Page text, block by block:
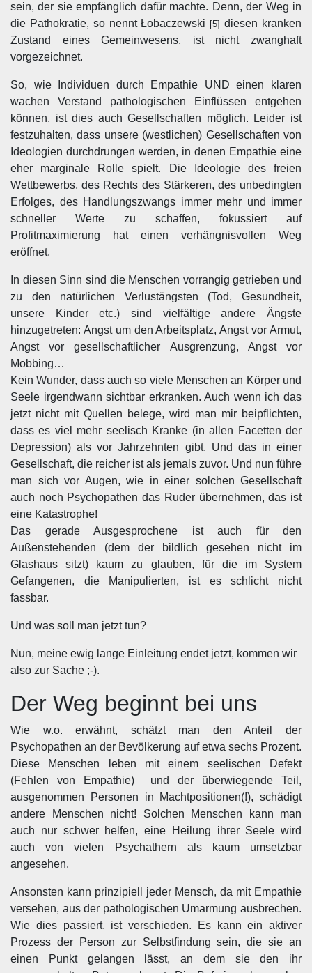
sein, der sie empfänglich dafür machte. Denn, der Weg in
die Pathokratie, so nennt Łobaczewski [5] diesen kranken
Zustand eines Gemeinwesens, ist nicht zwanghaft
vorgezeichnet.
So, wie Individuen durch Empathie UND einen klaren
wachen Verstand pathologischen Einflüssen entgehen
können, ist dies auch Gesellschaften möglich. Leider ist
festzuhalten, dass unsere (westlichen) Gesellschaften von
Ideologien durchdrungen werden, in denen Empathie eine
eher marginale Rolle spielt. Die Ideologie des freien
Wettbewerbs, des Rechts des Stärkeren, des unbedingten
Erfolges, des Handlungszwangs immer mehr und immer
schneller Werte zu schaffen, fokussiert auf
Profitmaximierung hat einen verhängnisvollen Weg
eröffnet.
In diesen Sinn sind die Menschen vorrangig getrieben und
zu den natürlichen Verlustängsten (Tod, Gesundheit,
unsere Kinder etc.) sind vielfältige andere Ängste
hinzugetreten: Angst um den Arbeitsplatz, Angst vor Armut,
Angst vor gesellschaftlicher Ausgrenzung, Angst vor
Mobbing…
Kein Wunder, dass auch so viele Menschen an Körper und
Seele irgendwann sichtbar erkranken. Auch wenn ich das
jetzt nicht mit Quellen belege, wird man mir beipflichten,
dass es viel mehr seelisch Kranke (in allen Facetten der
Depression) als vor Jahrzehnten gibt. Und das in einer
Gesellschaft, die reicher ist als jemals zuvor. Und nun führe
man sich vor Augen, wie in einer solchen Gesellschaft
auch noch Psychopathen das Ruder übernehmen, das ist
eine Katastrophe!
Das gerade Ausgesprochene ist auch für den
Außenstehenden (dem der bildlich gesehen nicht im
Glashaus sitzt) kaum zu glauben, für die im System
Gefangenen, die Manipulierten, ist es schlicht nicht
fassbar.
Und was soll man jetzt tun?
Nun, meine ewig lange Einleitung endet jetzt, kommen wir
also zur Sache ;-).
Der Weg beginnt bei uns
Wie w.o. erwähnt, schätzt man den Anteil der
Psychopathen an der Bevölkerung auf etwa sechs Prozent.
Diese Menschen leben mit einem seelischen Defekt
(Fehlen von Empathie) und der überwiegende Teil,
ausgenommen Personen in Machtpositionen(!), schädigt
andere Menschen nicht! Solchen Menschen kann man
auch nur schwer helfen, eine Heilung ihrer Seele wird
auch von vielen Psychathern als kaum umsetzbar
angesehen.
Ansonsten kann prinzipiell jeder Mensch, da mit Empathie
versehen, aus der pathologischen Umarmung ausbrechen.
Wie dies passiert, ist verschieden. Es kann ein aktiver
Prozess der Person zur Selbstfindung sein, die sie an
einen Punkt gelangen lässt, an dem sie den ihr